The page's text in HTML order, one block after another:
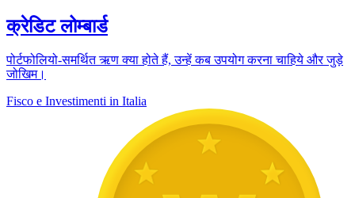
क्रेडिट लोम्बार्ड
पोर्टफोलियो-समर्थित ऋण क्या होते हैं, उन्हें कब उपयोग करना चाहिये और जुड़े
जोखिम।
Fisco e Investimenti in Italia